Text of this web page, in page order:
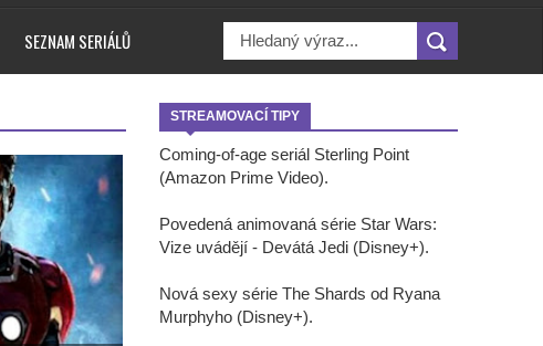
SEZNAM SERIÁLŮ
STREAMOVACÍ TIPY
Coming-of-age seriál Sterling Point
(Amazon Prime Video).
Povedená animovaná série Star Wars:
Vize uvádějí - Devátá Jedi (Disney+).
Nová sexy série The Shards od Ryana
Murphyho (Disney+).